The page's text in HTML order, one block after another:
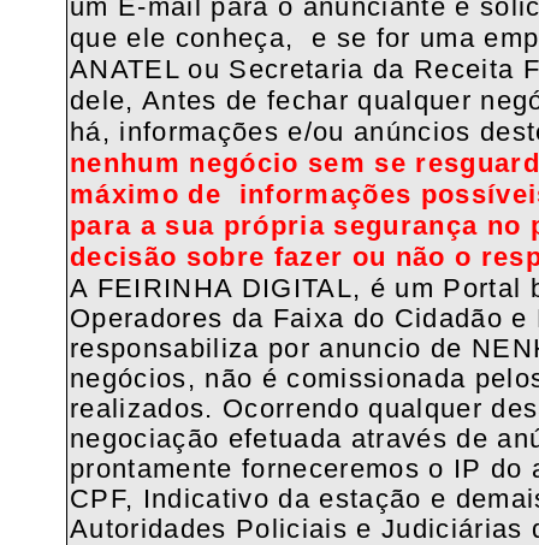
um E-mail para o anunciante e
que ele conheça, e se for uma
ANATEL ou Secretaria da Receita
dele, Antes de fechar qualquer
há, informações e/ou anúncios
nenhum negócio sem se
máximo de informações
para a sua própria segurança no
decisão sobre fazer ou não o
A FEIRINHA DIGITAL, é um
Operadores da Faixa do Cidadão
responsabiliza por anuncio de
negócios, não é comissionada
realizados. Ocorrendo qualquer
negociação efetuada através de
prontamente forneceremos o IP
CPF, Indicativo da estação e
Autoridades Policiais e Judiciárias